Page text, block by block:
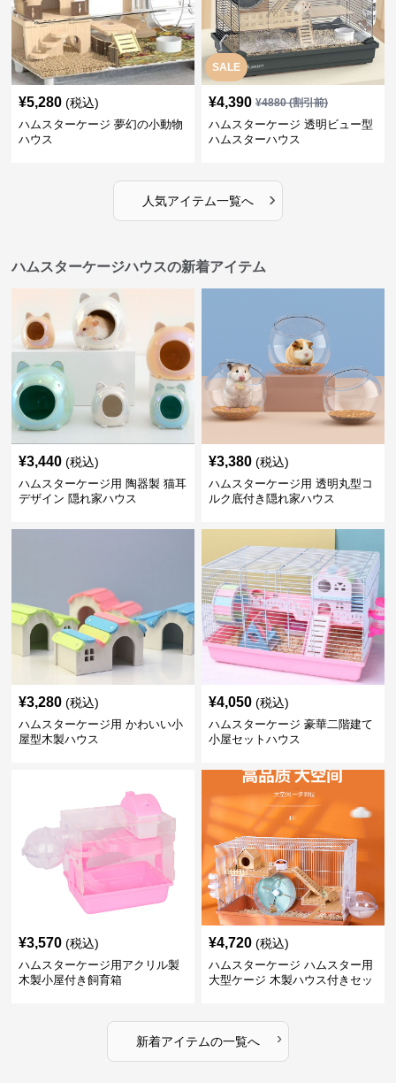
¥5,280 (税込)
ハムスターケージ 夢幻の小動物
ハウス
SALE
¥4,390 ¥4880(割引前)
ハムスターケージ 透明ビュー型
ハムスターハウス
人気アイテム一覧へ ›
ハムスターケージハウスの新着アイテム
¥3,440 (税込)
ハムスターケージ用 陶器製 猫耳
デザイン 隠れ家ハウス
¥3,380 (税込)
ハムスターケージ用 透明丸型コ
ルク底付き隠れ家ハウス
¥3,280 (税込)
ハムスターケージ用 かわいい小
屋型木製ハウス
¥4,050 (税込)
ハムスターケージ 豪華二階建て
小屋セットハウス
¥3,570 (税込)
ハムスターケージ用アクリル製
木製小屋付き飼育箱
¥4,720 (税込)
ハムスターケージ ハムスター用
大型ケージ 木製ハウス付きセッ
新着アイテムの一覧へ ›